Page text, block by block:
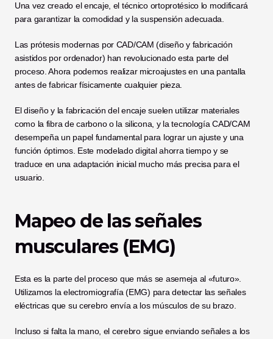
Una vez creado el encaje, el técnico ortoprotésico lo modificará
para garantizar la comodidad y la suspensión adecuada.
Las prótesis modernas por CAD/CAM (diseño y fabricación
asistidos por ordenador) han revolucionado esta parte del
proceso. Ahora podemos realizar microajustes en una pantalla
antes de fabricar físicamente cualquier pieza.
El diseño y la fabricación del encaje suelen utilizar materiales
como la fibra de carbono o la silicona, y la tecnología CAD/CAM
desempeña un papel fundamental para lograr un ajuste y una
función óptimos. Este modelado digital ahorra tiempo y se
traduce en una adaptación inicial mucho más precisa para el
usuario.
Mapeo de las señales
musculares (EMG)
Esta es la parte del proceso que más se asemeja al «futuro».
Utilizamos la electromiografía (EMG) para detectar las señales
eléctricas que su cerebro envía a los músculos de su brazo.
Incluso si falta la mano, el cerebro sigue enviando señales a los